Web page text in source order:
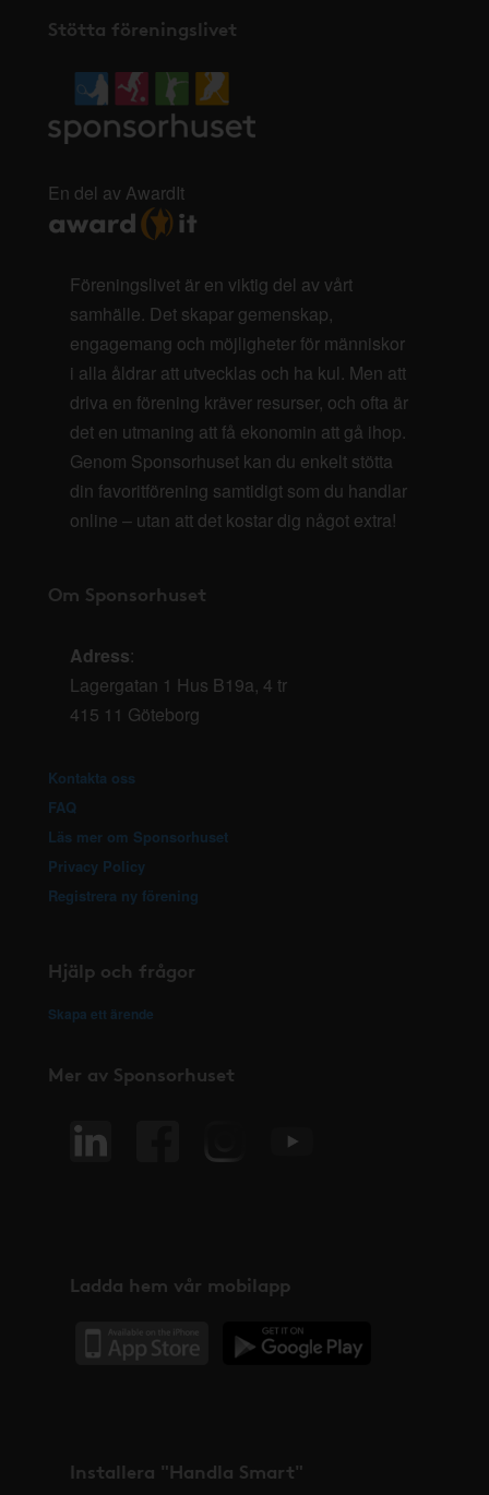
Stötta föreningslivet
En del av AwardIt
Föreningslivet är en viktig del av vårt
samhälle. Det skapar gemenskap,
engagemang och möjligheter för människor
i alla åldrar att utvecklas och ha kul. Men att
driva en förening kräver resurser, och ofta är
det en utmaning att få ekonomin att gå ihop.
Genom Sponsorhuset kan du enkelt stötta
din favoritförening samtidigt som du handlar
online – utan att det kostar dig något extra!
Om Sponsorhuset
Adress:
Lagergatan 1 Hus B19a, 4 tr
415 11 Göteborg
Kontakta oss
FAQ
Läs mer om Sponsorhuset
Privacy Policy
Registrera ny förening
Hjälp och frågor
Skapa ett ärende
Mer av Sponsorhuset
Ladda hem vår mobilapp
Installera "Handla Smart"